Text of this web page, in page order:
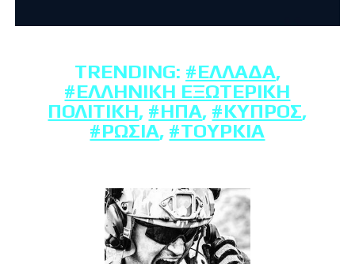
TRENDING: #ΕΛΛΆΔΑ,
#ΕΛΛΗΝΙΚΉ ΕΞΩΤΕΡΙΚΉ
ΠΟΛΙΤΙΚΉ, #ΗΠΑ, #ΚΎΠΡΟΣ,
#ΡΩΣΊΑ, #ΤΟΥΡΚΊΑ